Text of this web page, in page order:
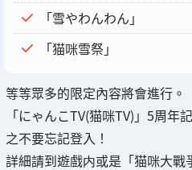
「雪やわんわん」
「猫咪雪祭」
等等眾多的限定內容將會進行。
「にゃんこTV(猫咪TV)」5周
之不要忘記登入！
詳細請到遊戲内或是「猫咪大戰